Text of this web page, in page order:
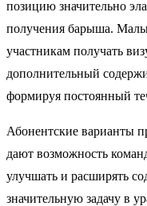
позицию значительно
получения барыша.
участникам получать
дополнительный
формируя постоянный
Абонентские варианты
дают возможность
улучшать и расширять
значительную задачу в